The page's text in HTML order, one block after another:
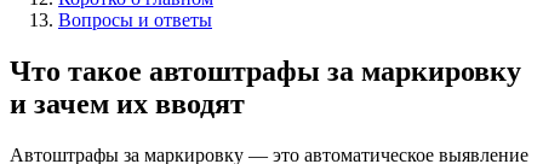
Вопросы и ответы
Что такое автоштрафы за маркировку
и зачем их вводят
Автоштрафы за маркировку — это автоматическое выявление